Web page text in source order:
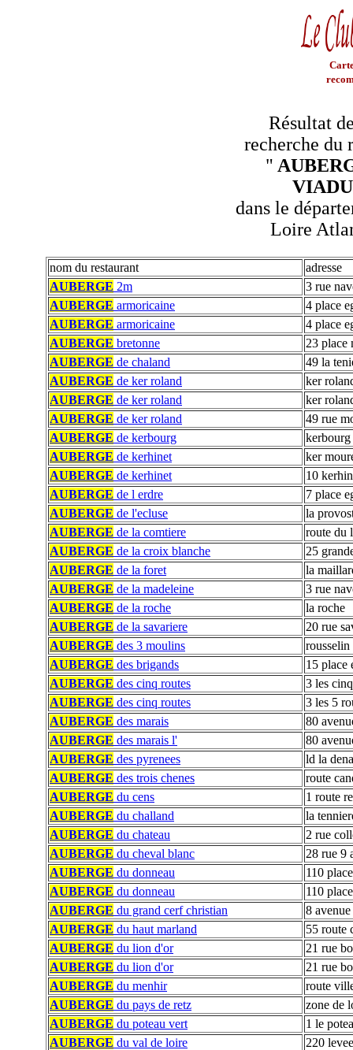
Résultat
recherche du
"
dans le
Loire
nom du restaurant
adresse
AUBERGE 2m
3 rue
AUBERGE armoricaine
4 place
AUBERGE armoricaine
4 place
AUBERGE bretonne
23 place
AUBERGE de chaland
49 la
AUBERGE de ker roland
ker
AUBERGE de ker roland
ker
AUBERGE de ker roland
49 rue
AUBERGE de kerbourg
kerbourg
AUBERGE de kerhinet
ker
AUBERGE de kerhinet
10
AUBERGE de l erdre
7 place
AUBERGE de l'ecluse
la
AUBERGE de la comtiere
route du
AUBERGE de la croix blanche
25
AUBERGE de la foret
la
AUBERGE de la madeleine
3 rue
AUBERGE de la roche
la roche
AUBERGE de la savariere
20 rue
AUBERGE des 3 moulins
rousselin
AUBERGE des brigands
15 place
AUBERGE des cinq routes
3 les
AUBERGE des cinq routes
3 les 5
AUBERGE des marais
80
AUBERGE des marais l'
80
AUBERGE des pyrenees
ld la
AUBERGE des trois chenes
route
AUBERGE du cens
1 route
AUBERGE du challand
la
AUBERGE du chateau
2 rue
AUBERGE du cheval blanc
28 rue 9
AUBERGE du donneau
110
AUBERGE du donneau
110
AUBERGE du grand cerf christian
8
AUBERGE du haut marland
55 route
AUBERGE du lion d'or
21 rue
AUBERGE du lion d'or
21 rue
AUBERGE du menhir
route
AUBERGE du pays de retz
zone de
AUBERGE du poteau vert
1 le
AUBERGE du val de loire
220